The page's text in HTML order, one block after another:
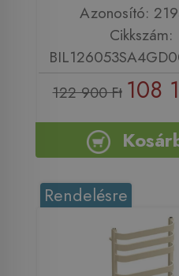
Azonosító:
Cikkszám:
122 900 Ft 108
Rendelésre